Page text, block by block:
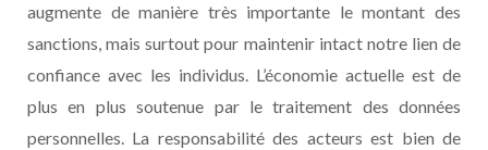
augmente de manière très importante le montant des
sanctions, mais surtout pour maintenir intact notre lien de
confiance avec les individus. L’économie actuelle est de
plus en plus soutenue par le traitement des données
personnelles. La responsabilité des acteurs est bien de